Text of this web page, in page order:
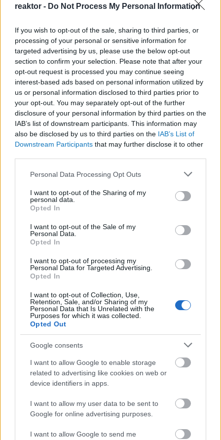
reaktor - Do Not Process My Personal Information
If you wish to opt-out of the sale, sharing to third parties, or
processing of your personal or sensitive information for
targeted advertising by us, please use the below opt-out
section to confirm your selection. Please note that after your
opt-out request is processed you may continue seeing
interest-based ads based on personal information utilized by
us or personal information disclosed to third parties prior to
your opt-out. You may separately opt-out of the further
disclosure of your personal information by third parties on the
IAB’s list of downstream participants. This information may
also be disclosed by us to third parties on the IAB’s List of
Downstream Participants that may further disclose it to other
Please note that this website/app uses one or more Google
not limited to your visit or usage behaviour. You may click to
grant or deny consent to Google and its third-party tags to
use your data for below specified purposes in below Google
consent section.
Personal Data Processing Opt Outs
I want to opt-out of the Sharing of my
personal data.
Opted In
I want to opt-out of the Sale of my
Personal Data.
Opted In
I want to opt-out of processing my
Personal Data for Targeted Advertising.
Opted In
I want to opt-out of Collection, Use,
Retention, Sale, and/or Sharing of my
Personal Data that Is Unrelated with the
Purposes for which it was collected.
Opted Out
Google consents
I want to allow Google to enable storage
related to advertising like cookies on web or
device identifiers in apps.
I want to allow my user data to be sent to
Google for online advertising purposes.
I want to allow Google to send me
dezertőröket, a legkívánatosabb célpont. Más
országok, mint például Kína és Oroszország,
nem tekintik őket menekülteknek, és azonnal
visszatoloncolják őket Észak-Koreába. Ezért a
menekültek számára a legbiztonságosabb
országok közé tartozik Mongólia, Thaiföld,
Vietnam és Kambodzsa, ahol a menekülteket
nem adják ki, hanem általában Dél-Koreába
küldik tovább őket.
Az Észak-Koreából való menekülés továbbra is
óriási kihívásokkal jár, és csak kevesen tudják
sikeresen elérni a céljukat. A fenti útvonalak
mindegyike tele van veszélyekkel és
az út végén sem biztos a biztonság. A jelenlegi
politikai és társadalmi helyzetben a menekültek
helyzete továbbra is rendkívül bizonytalan és
veszélyes marad.
Sikeres szökések arányai, egyértelműen
kirajzolódik a Covid-hatására történő
csökkenés. Forrás: RealLifeLore youtube